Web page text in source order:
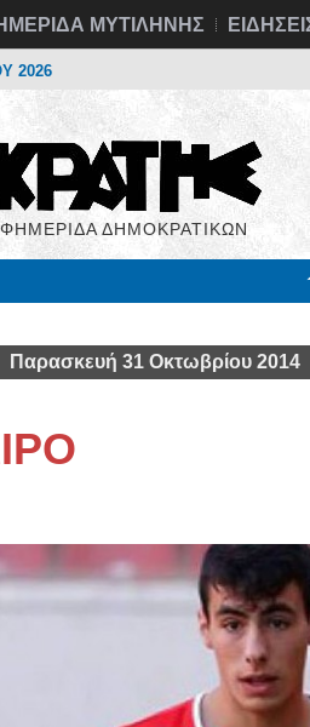
ΜΥΤΙΛΗΝΗΣ
2026
ΔΗΜΟΚΡΑΤΙΚΩΝ
Παρασκευή 31 Οκτωβρίου 2014